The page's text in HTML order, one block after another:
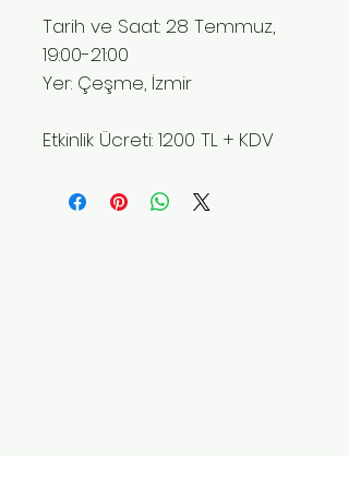
Tarih ve Saat: 28 Temmuz,
19:00-21:00
Yer: Çeşme, İzmir
Etkinlik Ücreti: 1200 TL + KDV